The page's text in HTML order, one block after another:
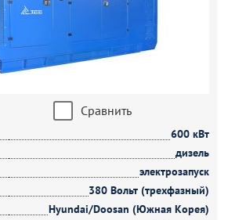
Сравнить
600 кВт
дизель
электрозапуск
380 Вольт (трехфазный)
Hyundai/Doosan (Южная Корея)